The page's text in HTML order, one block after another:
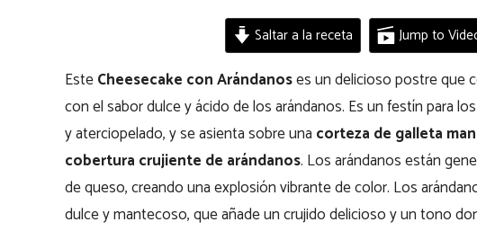
Saltar a la receta Jump to
EsteCheesecake con Arándanoses un delicioso postre que
con el sabor dulce y ácido de los arándanos. Es un festín para
y aterciopelado, y se asienta sobre una corteza de galleta
cobertura crujiente de arándanos. Los arándanos están
de queso, creando una explosión vibrante de color. Los
dulce y mantecoso, que añade un crujido delicioso y un tono